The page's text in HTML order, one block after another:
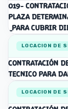
019-
PLAZA
_PARA CUBRIR
LOCACION DE
CONTRATACIÓN
TECNICO PARA
LOCACION DE